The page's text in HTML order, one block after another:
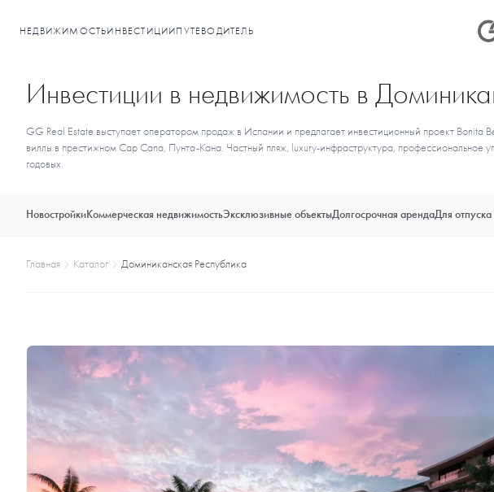
НЕДВИЖИМОСТЬИНВЕСТИЦИИПУТЕВОДИТЕЛЬ
Инвестиции в недвижимость в
GG Real Estate выступает оператором продаж в Испании и предлагает инвестиционный проект Bonita
виллы в престижном Cap Cana, Пунта-Кана. Частный пляж, luxury-инфраструктура, профессиональное
годовых.
НовостройкиКоммерческая недвижимостьЭксклюзивные объектыДолгосрочная арендаДля отпуска
Главная Каталог Доминиканская Республика